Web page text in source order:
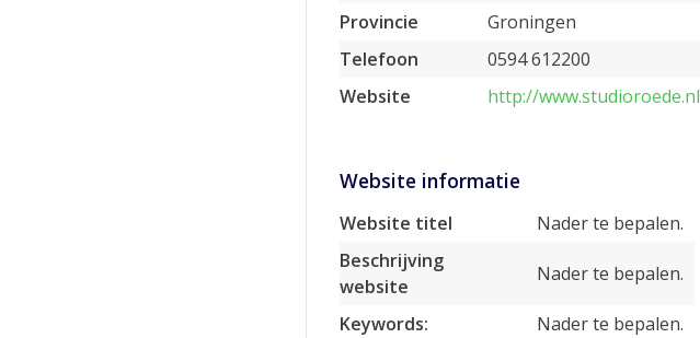
Provincie
Groningen
Telefoon
0594 612200
Website
http://www.studioroede.nl
Website informatie
Website titel
Nader te bepalen.
Beschrijving
website
Nader te bepalen.
Keywords: Nader te bepalen.